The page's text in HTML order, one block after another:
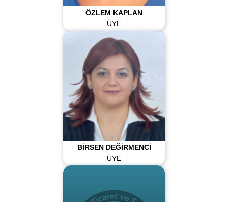
ÖZLEM KAPLAN
ÜYE
BİRSEN DEĞİRMENCİ
ÜYE